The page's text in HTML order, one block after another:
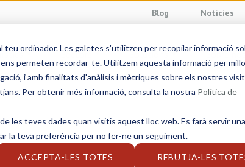
teu ordinador. Les galetes s'utilitzen per recopilar informació
permeten recordar-te. Utilitzem aquesta informació per
i amb finalitats d'anàlisis i mètriques sobre els nostres
Per obtenir més informació, consulta la nostra Política de
les teves dades quan visitis aquest lloc web. Es farà servir
la teva preferència per no fer-ne un seguiment.
ACCEPTA-LES TOTES REBUTJA-LES
Blog Notícies
Sectors Solucions Sobre